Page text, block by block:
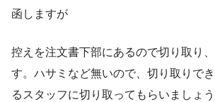
函しますが
控えを注文書下部にあるので切り取り
す。ハサミなど無いので、切り取りで
るスタッフに切り取ってもらいましょ